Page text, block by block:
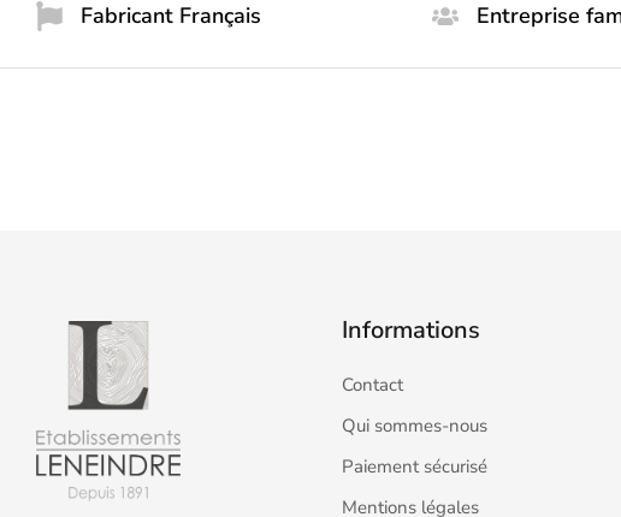
Fabricant Français Entreprise
Informations
Contact
Qui sommes-nous
Paiement sécurisé
Mentions légales